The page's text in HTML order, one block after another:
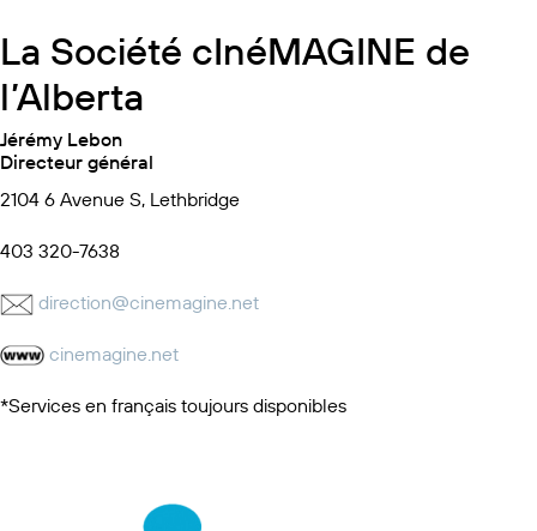
La Société cInéMAGINE de
l’Alberta
Jérémy Lebon
Directeur général
2104 6 Avenue S, Lethbridge
403 320-7638
direction@cinemagine.net
cinemagine.net
*Services en français toujours disponibles